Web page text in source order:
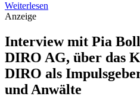
Weiterlesen
Anzeige
Interview mit Pia
DIRO AG, über das
DIRO als
und Anwälte